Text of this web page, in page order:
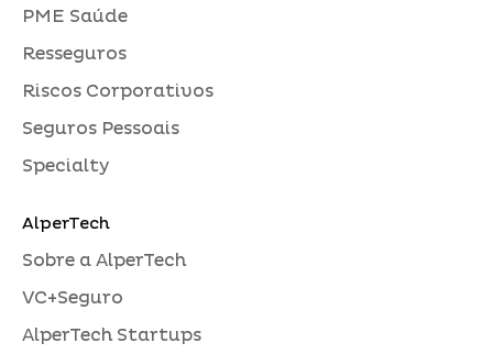
PME Saúde
Resseguros
Riscos Corporativos
Seguros Pessoais
Specialty
AlperTech
Sobre a AlperTech
VC+Seguro
AlperTech Startups